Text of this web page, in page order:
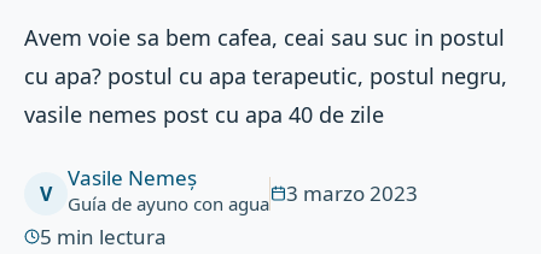
Avem voie sa bem cafea, ceai sau suc in postul
cu apa? postul cu apa terapeutic, postul negru,
vasile nemes post cu apa 40 de zile
V
Vasile Nemeș
Guía de ayuno con agua
3 marzo 2023
5 min lectura